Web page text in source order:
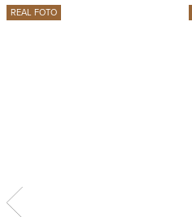
REAL FOTO